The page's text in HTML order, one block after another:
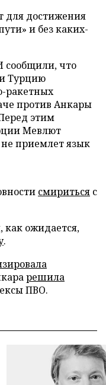
для достижения
и без каких-
сообщили, что
Турцию
ракетных
против Анкары
этим
Мевлют
приемлет язык
смириться с
как ожидается,
.
решила
ПВО.